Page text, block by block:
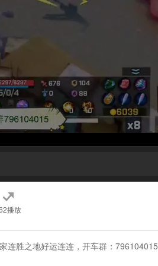
播放
连胜之地好运连连，开车群：796104015